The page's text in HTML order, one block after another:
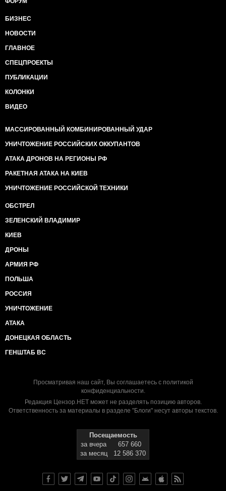
БИЗНЕС
НОВОСТИ
ГЛАВНОЕ
СПЕЦПРОЕКТЫ
ПУБЛИКАЦИИ
КОЛОНКИ
ВИДЕО
МАССИРОВАННЫЙ КОМБИНИРОВАННЫЙ УДАР
УНИЧТОЖЕНИЕ РОССИЙСКИХ ОККУПАНТОВ
АТАКА ДРОНОВ НА РЕГИОНЫ РФ
РАКЕТНАЯ АТАКА НА КИЕВ
УНИЧТОЖЕНИЕ РОССИЙСКОЙ ТЕХНИКИ
ОБСТРЕЛ
ЗЕЛЕНСКИЙ ВЛАДИМИР
КИЕВ
ДРОНЫ
АРМИЯ РФ
ПОЛЬША
РОССИЯ
УНИЧТОЖЕНИЕ
АТАКА
ДОНЕЦКАЯ ОБЛАСТЬ
ГЕНШТАБ ВС
Просматривая наш сайт, Вы соглашаетесь с политикой
конфиденциальности.
Редакция Цензор.НЕТ может не разделять позицию авторов.
Ответственность за материалы в разделе "Блоги" несут авторы текстов.
Посещаемость
за вчера
657 660
за месяц
12 586 370